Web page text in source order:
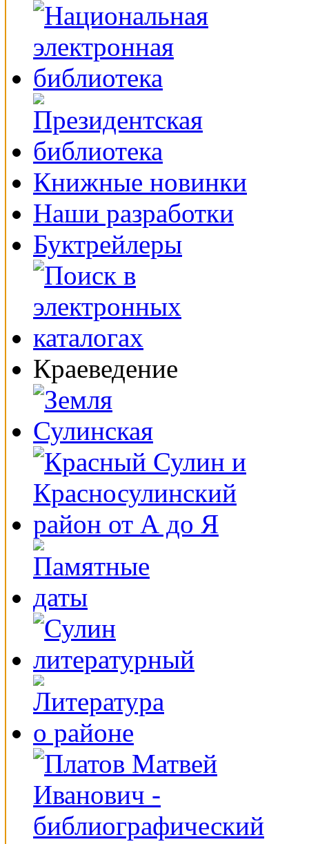
Книжные новинки
Наши разработки
Буктрейлеры
Краеведение